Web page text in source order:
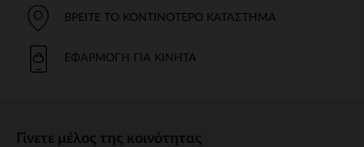
ΒΡΕΊΤΕ ΤΟ ΚΟΝΤΙΝΌΤΕΡΟ ΚΑΤΆΣΤΗΜΑ
ΕΦΑΡΜΟΓΉ ΓΙΑ ΚΙΝΗΤΆ
Γίνετε μέλος της κοινότητας